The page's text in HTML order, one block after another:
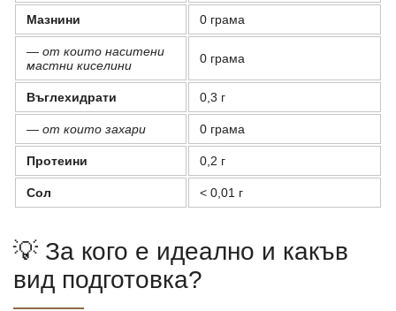
Мазнини 0 грама
— от които наситени
мастни киселини
0 грама
Въглехидрати 0,3 г
— от които захари 0 грама
Протеини 0,2 г
Сол < 0,01 г
💡 За кого е идеално и какъв
вид подготовка?